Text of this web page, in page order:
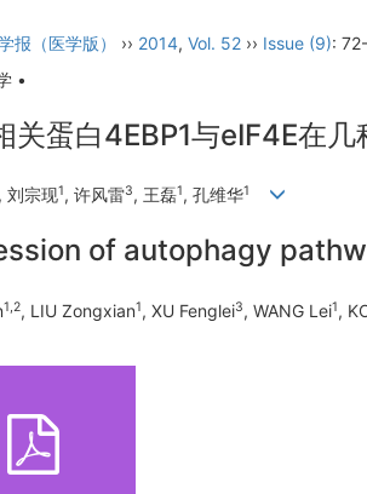
报（医学版） ›› 2014, Vol. 52 ›› Issue (9):
•
关蛋白4EBP1与eIF4E在
, 刘宗现1, 许风雷3, 王磊1, 孔维华1
of autophagy
1,2, LIU Zongxian1, XU Fenglei3, WANG Lei1,